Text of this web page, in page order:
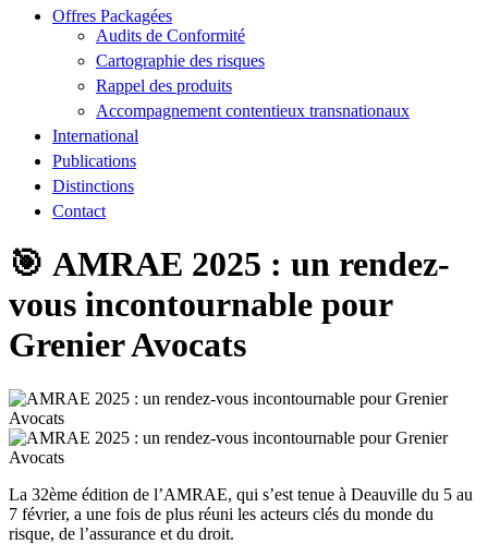
Offres Packagées
Audits de Conformité
Cartographie des risques
Rappel des produits
Accompagnement contentieux transnationaux
International
Publications
Distinctions
Contact
🎯 AMRAE 2025 : un rendez-
vous incontournable pour
Grenier Avocats
La 32ème édition de l’AMRAE, qui s’est tenue à Deauville du 5 au
7 février, a une fois de plus réuni les acteurs clés du monde du
risque, de l’assurance et du droit.